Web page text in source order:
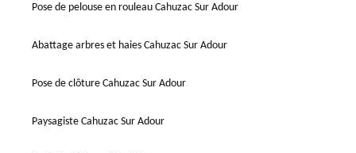
Pose de pelouse en rouleau Cahuzac Sur Adour
Abattage arbres et haies Cahuzac Sur Adour
Pose de clôture Cahuzac Sur Adour
Paysagiste Cahuzac Sur Adour